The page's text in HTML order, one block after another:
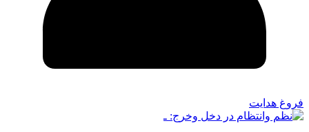
فروغ هدایت